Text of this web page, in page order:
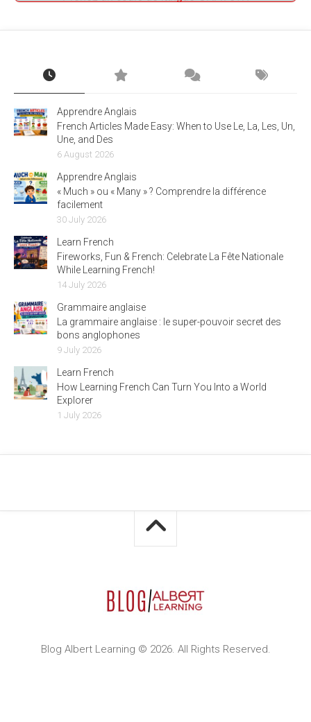
Apprendre Anglais
French Articles Made Easy: When to Use Le, La, Les, Un,
Une, and Des
6 August 2026
Apprendre Anglais
« Much » ou « Many » ? Comprendre la différence
facilement
30 July 2026
Learn French
Fireworks, Fun & French: Celebrate La Fête Nationale
While Learning French!
14 July 2026
Grammaire anglaise
La grammaire anglaise : le super-pouvoir secret des
bons anglophones
9 July 2026
Learn French
How Learning French Can Turn You Into a World
Explorer
1 July 2026
Blog Albert Learning © 2026. All Rights Reserved.